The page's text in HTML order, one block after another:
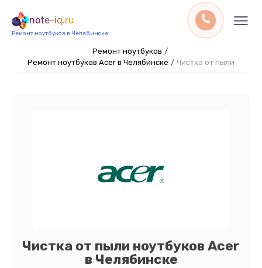
note-iq.ru
Ремонт ноутбуков в Челябинске
Ремонт ноутбуков /
Ремонт ноутбуков Acer в Челябинске / Чистка от пыли
Чистка от пыли ноутбуков Acer
в Челябинске